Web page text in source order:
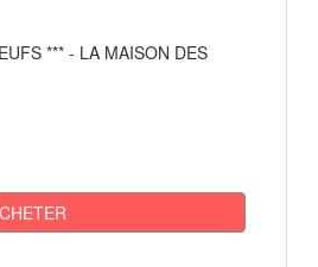
*** - LA MAISON DES